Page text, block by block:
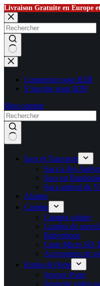
Livraison Gratuite en Europe
Passer
au
contenu
Aucun
résultat
Connexion pour B2B
S’inscrire pour B2B
Mon compte
Sacs et Transport
Sacs à dos
Sacs en
Sacs antivol de
Alarme
Caméra
Camera solaire
Caméra de
Babyphone
Carte Micro SD
Accessoires de
Entrée & Porte
Serrure Porte
Sonnette video